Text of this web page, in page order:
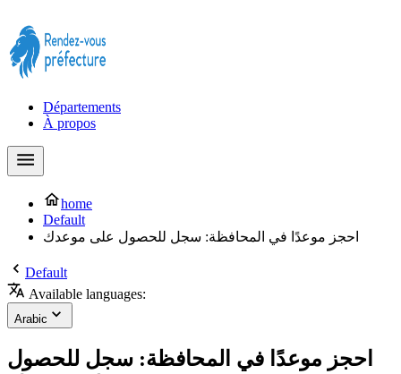
Départements
À propos
home
Default
احجز موعدًا في المحافظة: سجل للحصول على موعدك
Default
Available languages:
Arabic
احجز موعدًا في المحافظة: سجل للحصول